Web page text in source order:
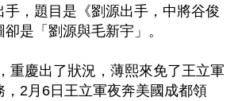
手，題目是《劉源出手，中將谷俊
是「劉源與毛新宇」。
重慶出了狀況，薄熙來免了王立軍
，2月6日王立軍夜奔美國成都領